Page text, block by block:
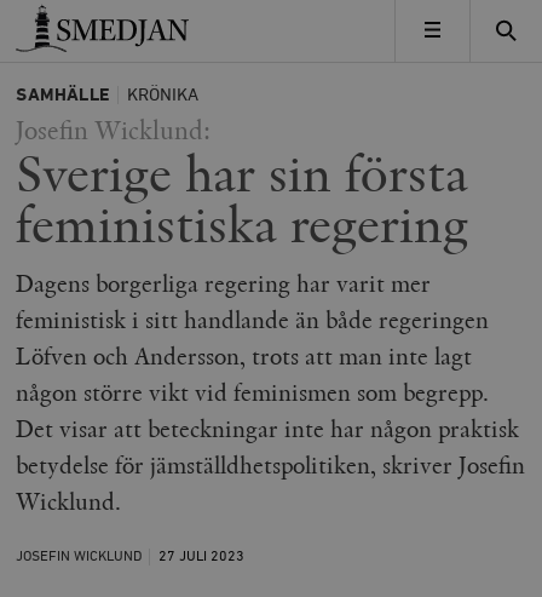
Timbro
MENY
SAMHÄLLE KRÖNIKA
Josefin Wicklund:
Sverige har sin första
feministiska regering
Dagens borgerliga regering har varit mer
feministisk i sitt handlande än både regeringen
Löfven och Andersson, trots att man inte lagt
någon större vikt vid feminismen som begrepp.
Det visar att beteckningar inte har någon praktisk
betydelse för jämställdhetspolitiken, skriver Josefin
Wicklund.
JOSEFIN WICKLUND 27 JULI 2023